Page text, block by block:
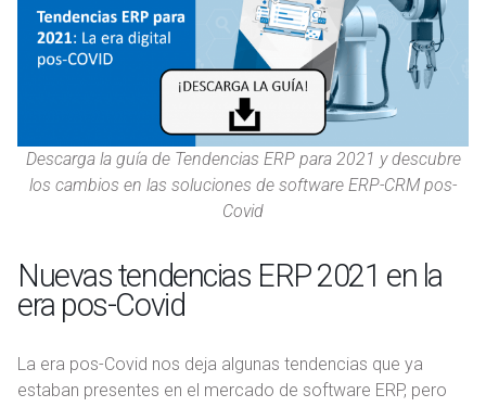
Descarga la guía de Tendencias ERP para 2021 y descubre
los cambios en las soluciones de software ERP-CRM pos-
Covid
Nuevas tendencias ERP 2021 en la
era pos-Covid
La era pos-Covid nos deja algunas tendencias que ya
estaban presentes en el mercado de software ERP, pero